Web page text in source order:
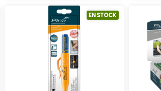
EN STOCK